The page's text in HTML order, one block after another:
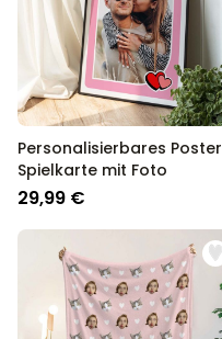
Personalisierbares Poster
Spielkarte mit Foto
29,99 €